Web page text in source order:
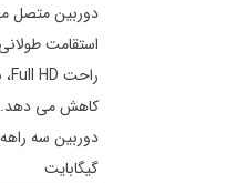
کاهش می دهد.
گیگابایت